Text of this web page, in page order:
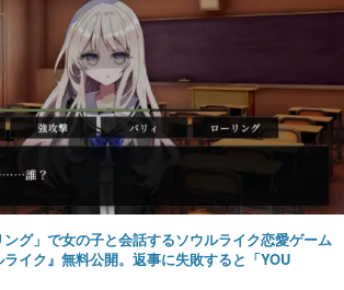
ング」で女の子と会話するソウルライク恋愛ゲーム
ライク』無料公開。返事に失敗すると「YOU